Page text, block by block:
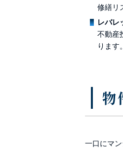
修繕リ
レバレ
不動産
ります
物
一口にマ